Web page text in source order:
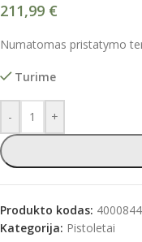
211,99 €
Numatomas pristatymo
Turime
- +
Produkto kodas:
Kategorija: Pistoletai